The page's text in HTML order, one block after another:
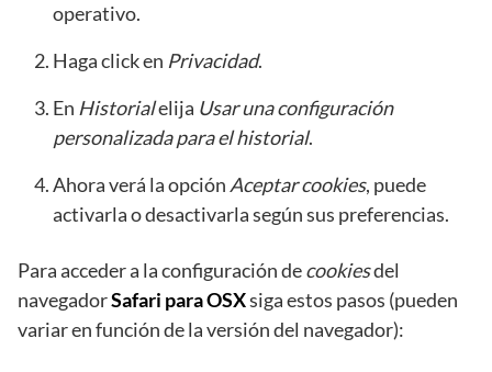
operativo.
Haga click en Privacidad.
En Historialelija Usar una configuración
personalizada para el historial.
Ahora verá la opción Aceptar cookies, puede
activarla o desactivarla según sus preferencias.
Para acceder a la configuración decookiesdel
navegadorSafari para OSXsiga estos pasos (pueden
variar en función de la versión del navegador):